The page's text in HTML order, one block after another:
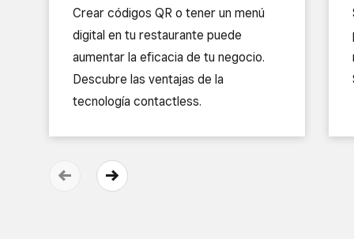
Crear códigos QR o tener un menú
digital en tu restaurante puede
aumentar la eficacia de tu negocio.
Descubre las ventajas de la
tecnología contactless.